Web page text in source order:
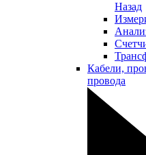
Назад
Кабели,
провода